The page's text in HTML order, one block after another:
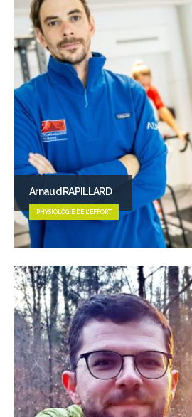
Arnaud RAPILLARD
PHYSIOLOGIE DE L'EFFORT